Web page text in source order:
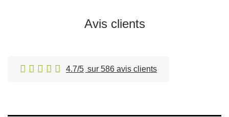
Avis clients
4.7/5 sur 586 avis clients